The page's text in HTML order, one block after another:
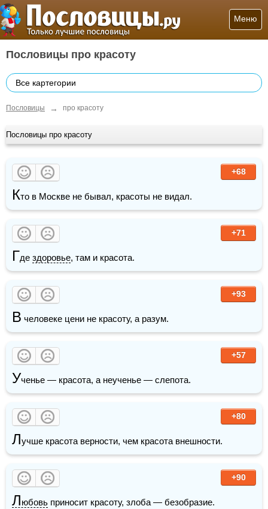
Меню
Пословицы про красоту
Все картегории
Пословицы → про красоту
Пословицы про красоту
+68
Кто в Москве не бывал, красоты не видал.
+71
Где здоровье, там и красота.
+93
В человеке цени не красоту, а разум.
+57
Ученье — красота, а неученье — слепота.
+80
Лучше красота верности, чем красота внешности.
+90
Любовь приносит красоту, злоба — безобразие.